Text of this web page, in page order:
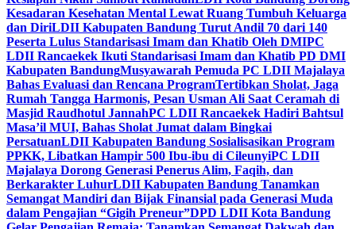
Kesadaran Kesehatan Mental Lewat Ruang Tumbuh Keluarga
dan DiriLDII Kabupaten Bandung Turut Andil 70 dari 140
Peserta Lulus Standarisasi Imam dan Khatib Oleh DMIPC
LDII Rancaekek Ikuti Standarisasi Imam dan Khatib PD DMI
Kabupaten BandungMusyawarah Pemuda PC LDII Majalaya
Bahas Evaluasi dan Rencana ProgramTertibkan Sholat, Jaga
Rumah Tangga Harmonis, Pesan Usman Ali Saat Ceramah di
Masjid Raudhotul JannahPC LDII Rancaekek Hadiri Bahtsul
Masa’il MUI, Bahas Sholat Jumat dalam Bingkai
PersatuanLDII Kabupaten Bandung Sosialisasikan Program
PPKK, Libatkan Hampir 500 Ibu-ibu di CileunyiPC LDII
Majalaya Dorong Generasi Penerus Alim, Faqih, dan
Berkarakter LuhurLDII Kabupaten Bandung Tanamkan
Semangat Mandiri dan Bijak Finansial pada Generasi Muda
dalam Pengajian “Gigih Preneur”DPD LDII Kota Bandung